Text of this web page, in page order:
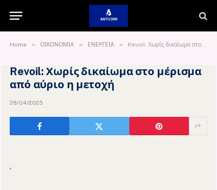
Home » ΟΙΚΟΝΟΜΙΑ » ΕΝΕΡΓΕΙΑ » Revoil: Χωρίς δικαίωμα στο μέρισμα από αύριο η μετοχή
Revoil: Χωρίς δικαίωμα στο μέρισμα
από αύριο η μετοχή
28/04/2025
,